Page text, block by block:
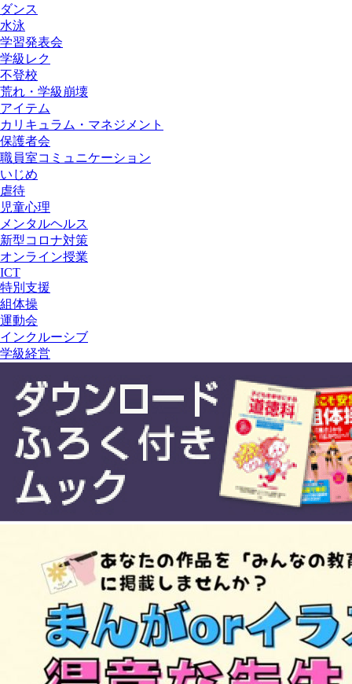
ダンス
水泳
学習発表会
学級レク
不登校
荒れ・学級崩壊
アイテム
カリキュラム・マネジメント
保護者会
職員室コミュニケーション
いじめ
虐待
児童心理
メンタルヘルス
新型コロナ対策
オンライン授業
ICT
特別支援
組体操
運動会
インクルーシブ
学級経営